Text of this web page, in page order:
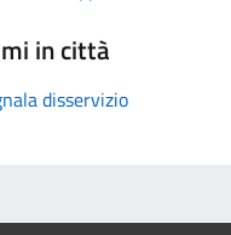
in città
disservizio